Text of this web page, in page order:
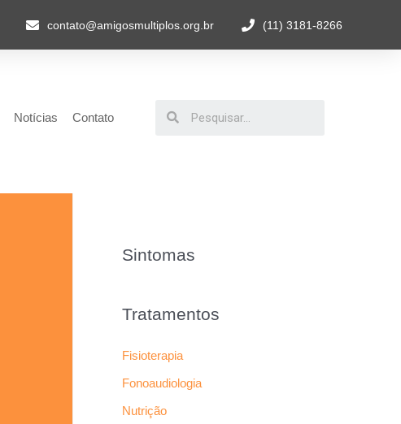
contato@amigosmultiplos.org.br (11) 3181-8266
Notícias Contato
Sintomas
Tratamentos
Fisioterapia
Fonoaudiologia
Nutrição